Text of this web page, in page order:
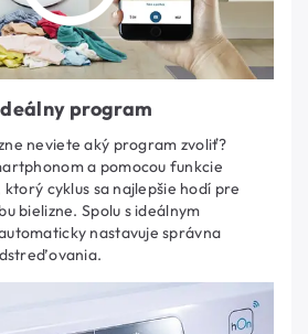
program
neviete aký program zvoliť?
a pomocou funkcie
ktorý cyklus sa najlepšie hodí pre
bielizne. Spolu s ideálnym
nastavuje správna